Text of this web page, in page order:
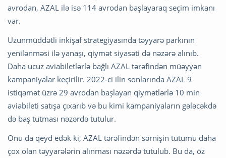
avrodan, AZAL ilə isə 114 avrodan başlayaraq seçim imkanı
var.
Uzunmüddətli inkişaf strategiyasında təyyarə parkının
yenilənməsi ilə yanaşı, qiymət siyasəti də nəzərə alınıb.
Daha ucuz aviabiletlərlə bağlı AZAL tərəfindən müəyyən
kampaniyalar keçirilir. 2022-ci ilin sonlarında AZAL 9
istiqamət üzrə 29 avrodan başlayan qiymətlərlə 10 min
aviabileti satışa çıxarıb və bu kimi kampaniyaların gələcəkdə
də baş tutması nəzərdə tutulur.
Onu da qeyd edək ki, AZAL tərəfindən sərnişin tutumu daha
çox olan təyyarələrin alınması nəzərdə tutulub. Bu da, öz